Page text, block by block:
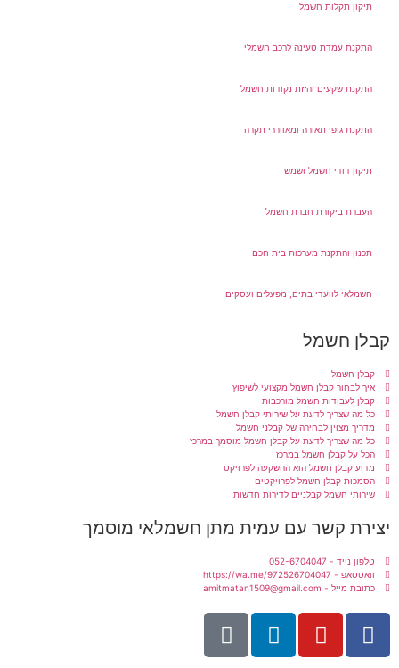
תיקון תקלות חשמל
התקנת עמדת טעינה לרכב חשמלי
התקנת שקעים והזזת נקודות חשמל
התקנת גופי תאורה ומאווררי תקרה
תיקון דודי חשמל ושמש
העברת ביקורת חברת חשמל
תכנון והתקנת מערכות בית חכם
חשמלאי לוועדי בתים, מפעלים ועסקים
קבלן חשמל
קבלן חשמל
איך לבחור קבלן חשמל מקצועי לשיפוץ
קבלן לעבודות חשמל מורכבות
כל מה שצריך לדעת על שירותי קבלן חשמל
מדריך מצוין לבחירה של קבלני חשמל
כל מה שצריך לדעת על קבלן חשמל מוסמך במרכז
הכל על קבלן חשמל במרכז
מדוע קבלן חשמל הוא ההשקעה לפרויקט
הסמכות קבלן חשמל לפרויקטים
שירותי חשמל קבלניים לדירות חדשות
יצירת קשר עם עמית מתן חשמלאי מוסמך
טלפון נייד - 052-6704047
וואטסאפ - https://wa.me/972526704047
כתובת מייל - amitmatan1509@gmail.com